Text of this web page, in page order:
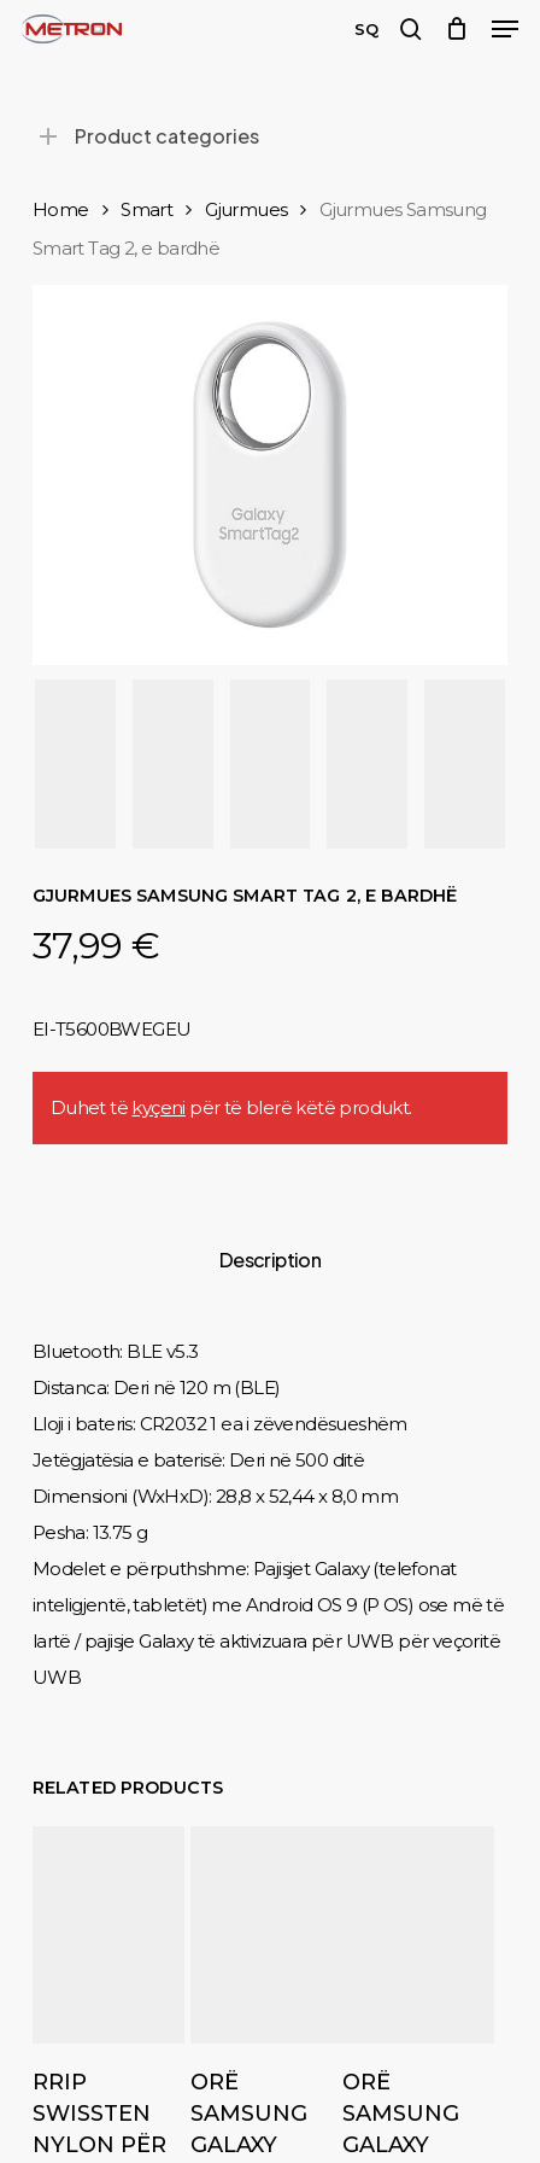
Skip
content
SQ
Product categories
Home Smart Gjurmues
Gjurmues Samsung
Smart Tag 2, e bardhë
GJURMUES SAMSUNG SMART TAG 2, E BARDHË
37,99€
EI-T5600BWEGEU
Duhet të kyçeni për të blerë këtë produkt.
Description
Bluetooth: BLE v5.3
Distanca: Deri në 120 m (BLE)
Lloji i bateris: CR2032 1 ea i zëvendësueshëm
Jetëgjatësia e baterisë: Deri në 500 ditë
Dimensioni (WxHxD): 28,8 x 52,44 x 8,0 mm
Pesha: 13.75 g
Modelet e përputhshme: Pajisjet Galaxy (telefonat
inteligjentë, tabletët) me Android OS 9 (P OS) ose më të
lartë / pajisje Galaxy të aktivizuara për UWB për veçoritë
UWB
RELATED PRODUCTS
Add to cart
RRIP
SWISSTEN
NYLON PËR
Add to cart
ORË
SAMSUNG
GALAXY
Add to cart
ORË
SAMSUNG
GALAXY